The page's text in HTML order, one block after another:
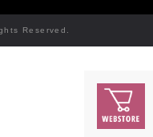
Reserved.